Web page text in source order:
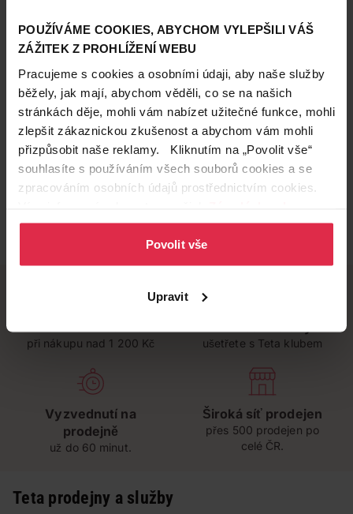
POUŽÍVÁME COOKIES, ABYCHOM VYLEPŠILI VÁŠ
ZÁŽITEK Z PROHLÍŽENÍ WEBU
Pracujeme s cookies a osobními údaji, aby naše služby
běžely, jak mají, abychom věděli, co se na našich
stránkách děje, mohli vám nabízet užitečné funkce, mohli
zlepšit zákaznickou zkušenost a abychom vám mohli
přizpůsobit naše reklamy. Kliknutím na „Povolit vše“
souhlasíte s používáním všech souborů cookies a se
zpracováním osobních údajů prostřednictvím cookies.
osobních údajů.
Povolit vše
Upravit
při nákupu nad 1 200 Kč ušetřete s Teta klubem
Vyzvednutí na
prodejně
už do 60 minut.
Široká síť prodejen
přes 500 prodejen po
celé ČR.
Teta prodejny a služby